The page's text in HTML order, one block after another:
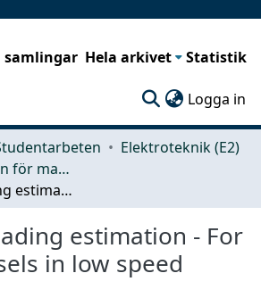
samlingar Hela arkivet Statistik
Logga in
Elektroteknik (E2)
Examensarbeten för masterexamen
Weather heading estimation - For marine vessels in low speed
estimation - For
in low speed